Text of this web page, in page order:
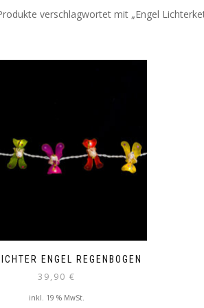
verschlagwortet mit „Engel
ENGEL REGENBOGEN
39,90 €
inkl. 19 % MwSt.